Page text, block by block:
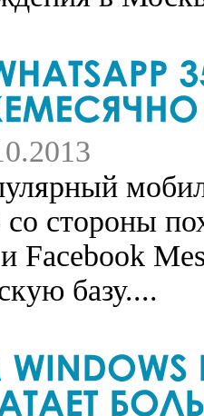
стороны
Facebook
базу....